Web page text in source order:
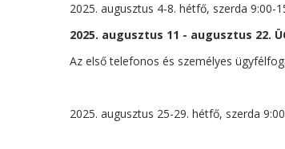
2025. augusztus 4-8. hétfő, szerda 9:00-
2025. augusztus 11 - augusztus 22.
Az első telefonos és személyes
2025. augusztus 25-29. hétfő, szerda